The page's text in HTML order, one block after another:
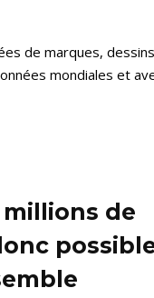
de marques,
mondiales et
millions de